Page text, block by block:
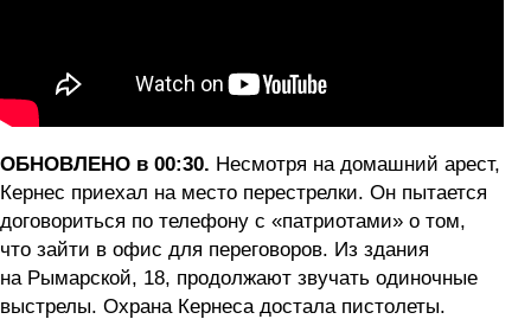
ОБНОВЛЕНО в 00:30. Несмотря на домашний арест,
Кернес приехал на место перестрелки. Он пытается
договориться по телефону с «патриотами» о том,
что зайти в офис для переговоров. Из здания
на Рымарской, 18, продолжают звучать одиночные
выстрелы. Охрана Кернеса достала пистолеты.